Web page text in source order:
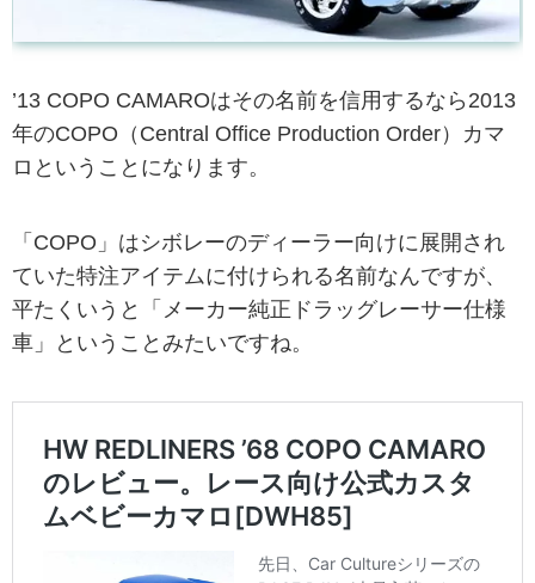
’13 COPO CAMAROはその名前を信用するなら2013
年のCOPO（Central Office Production Order）カマ
ロということになります。
「COPO」はシボレーのディーラー向けに展開され
ていた特注アイテムに付けられる名前なんですが、
平たくいうと「メーカー純正ドラッグレーサー仕様
車」ということみたいですね。